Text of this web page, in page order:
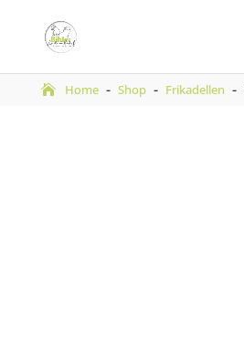
Home - Shop - Frikadellen -